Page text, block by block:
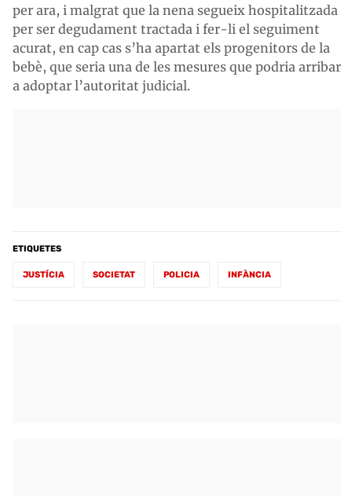
per ara, i malgrat que la nena segueix hospitalitzada
per ser degudament tractada i fer-li el seguiment
acurat, en cap cas s’ha apartat els progenitors de la
bebè, que seria una de les mesures que podria arribar
a adoptar l’autoritat judicial.
ETIQUETES
JUSTÍCIA SOCIETAT POLICIA INFÀNCIA